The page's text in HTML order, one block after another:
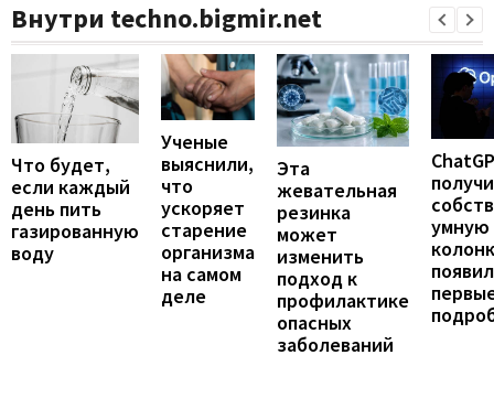
Внутри techno.bigmir.net
Что будет,
если каждый
день пить
газированную
воду
Ученые
выяснили,
что
ускоряет
старение
организма
на самом
деле
Эта
жевательная
резинка
может
изменить
подход к
профилактике
опасных
заболеваний
умную